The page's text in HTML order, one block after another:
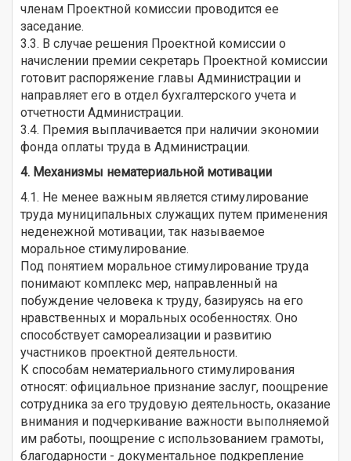
членам Проектной комиссии проводится ее
заседание.
3.3. В случае решения Проектной комиссии о
начислении премии секретарь Проектной комиссии
готовит распоряжение главы Администрации и
направляет его в отдел бухгалтерского учета и
отчетности Администрации.
3.4. Премия выплачивается при наличии экономии
фонда оплаты труда в Администрации.
4. Механизмы нематериальной мотивации
4.1. Не менее важным является стимулирование
труда муниципальных служащих путем применения
неденежной мотивации, так называемое
моральное стимулирование.
Под понятием моральное стимулирование труда
понимают комплекс мер, направленный на
побуждение человека к труду, базируясь на его
нравственных и моральных особенностях. Оно
способствует самореализации и развитию
участников проектной деятельности.
К способам нематериального стимулирования
относят: официальное признание заслуг, поощрение
сотрудника за его трудовую деятельность, оказание
внимания и подчеркивание важности выполняемой
им работы, поощрение с использованием грамоты,
благодарности - документальное подкрепление